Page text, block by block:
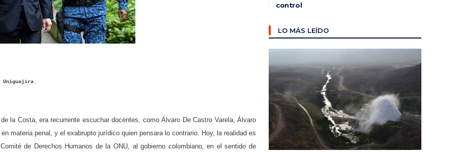
Uniguajira.
la Costa, era recurrente escuchar docentes, como Álvaro De Castro Varela, Álvaro
materia penal, y el exabrupto jurídico quien pensara lo contrario. Hoy, la realidad es
de Derechos Humanos de la ONU, al gobierno colombiano, en el sentido de
control
LO MÁS LEÍDO